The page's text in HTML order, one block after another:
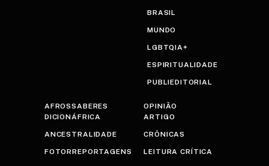
BRASIL
MUNDO
LGBTQIA+
ESPIRITUALIDADE
PUBLIEDITORIAL
AFROSSABERES
DICIONÁFRICA
ANCESTRALIDADE
FOTORREPORTAGENS
OPINIÃO
ARTIGO
CRÔNICAS
LEITURA CRÍTICA